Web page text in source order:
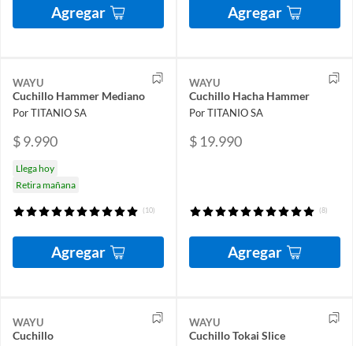
Agregar Agregar
WAYU
Cuchillo Hammer Mediano
Por TITANIO SA
$ 9.990
Llega hoy
Retira mañana
(10)
Agregar
WAYU
Cuchillo Hacha Hammer
Por TITANIO SA
$ 19.990
(8)
Agregar
WAYU
Cuchillo
WAYU
Cuchillo Tokai Slice